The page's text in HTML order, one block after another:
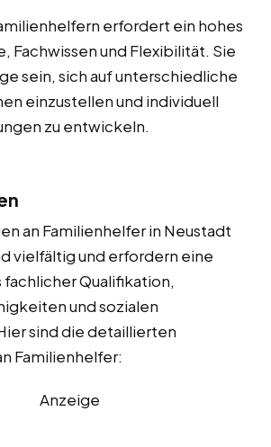
erfordert ein hohes
Fachwissen und Flexibilität. Sie
sein, sich auf unterschiedliche
einzustellen und individuell
zu entwickeln.
an Familienhelfer in Neustadt
vielfältig und erfordern eine
fachlicher Qualifikation,
und sozialen
sind die detaillierten
Familienhelfer:
Anzeige